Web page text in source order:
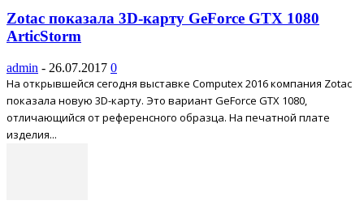
Zotac показала 3D-карту GeForce GTX 1080
ArticStorm
admin - 26.07.2017 0
На открывшейся сегодня выставке Computex 2016 компания Zotac
показала новую 3D-карту. Это вариант GeForce GTX 1080,
отличающийся от референсного образца. На печатной плате
изделия...